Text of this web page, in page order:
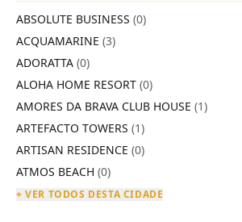
ABSOLUTE BUSINESS (0)
ACQUAMARINE (3)
ADORATTA (0)
ALOHA HOME RESORT (0)
AMORES DA BRAVA CLUB HOUSE (1)
ARTEFACTO TOWERS (1)
ARTISAN RESIDENCE (0)
ATMOS BEACH (0)
+ VER TODOS DESTA CIDADE